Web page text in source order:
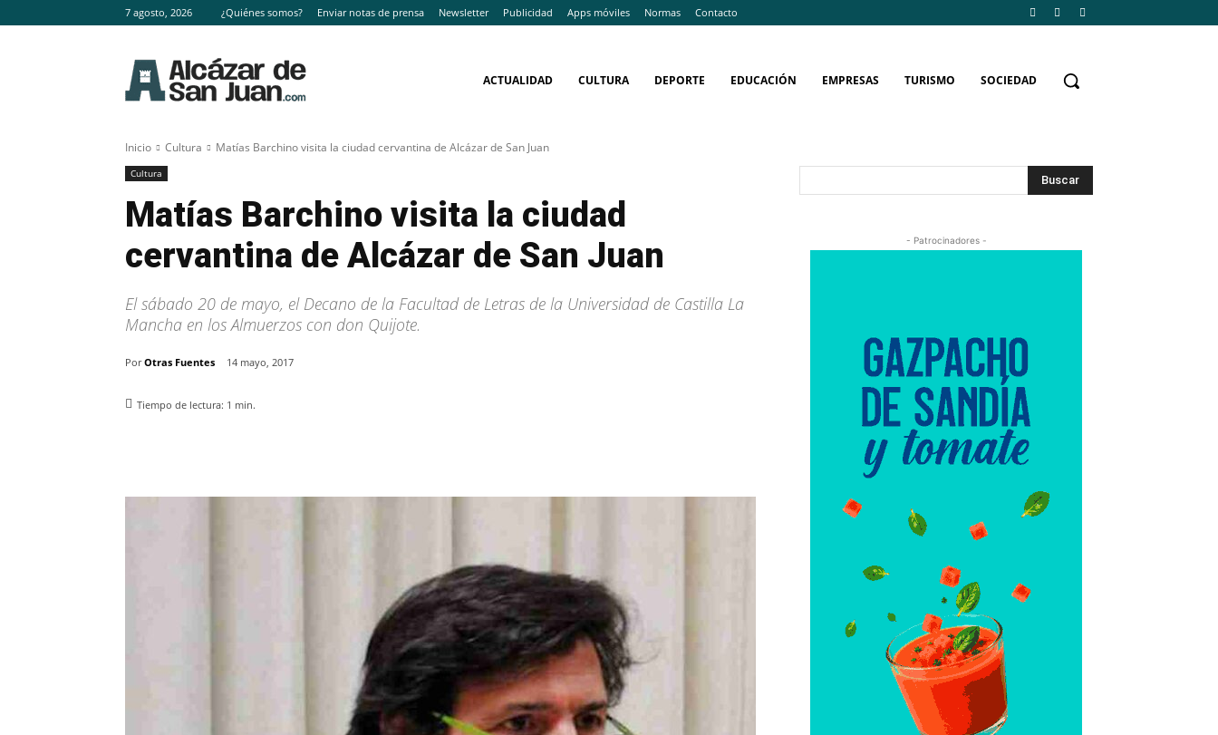
7 agosto, 2026 ¿Quiénes somos? Enviar notas de prensa Newsletter Publicidad Apps móviles Normas Contacto
ACTUALIDAD CULTURA DEPORTE EDUCACIÓN EMPRESAS TURISMO SOCIEDAD
Inicio Cultura Matías Barchino visita la ciudad cervantina de Alcázar de San Juan
Cultura
Matías Barchino visita la ciudad
cervantina de Alcázar de San Juan
El sábado 20 de mayo, el Decano de la Facultad de Letras de la Universidad de Castilla La
Mancha en los Almuerzos con don Quijote.
Por Otras Fuentes 14 mayo, 2017
Tiempo de lectura: 1 min.
Buscar
- Patrocinadores -